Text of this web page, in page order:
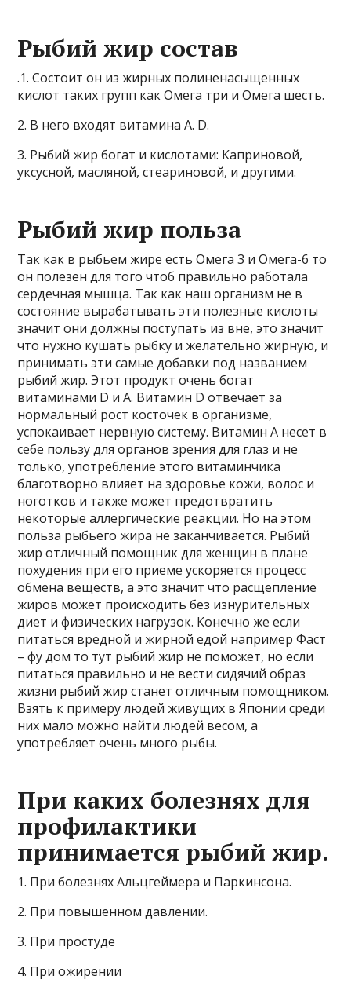
Рыбий жир состав
.1. Состоит он из жирных полиненасыщенных
кислот таких групп как Омега три и Омега шесть.
2. В него входят витамина A. D.
3. Рыбий жир богат и кислотами: Каприновой,
уксусной, масляной, стеариновой, и другими.
Рыбий жир польза
Так как в рыбьем жире есть Омега 3 и Омега-6 то
он полезен для того чтоб правильно работала
сердечная мышца. Так как наш организм не в
состояние вырабатывать эти полезные кислоты
значит они должны поступать из вне, это значит
что нужно кушать рыбку и желательно жирную, и
принимать эти самые добавки под названием
рыбий жир. Этот продукт очень богат
витаминами D и А. Витамин D отвечает за
нормальный рост косточек в организме,
успокаивает нервную систему. Витамин А несет в
себе пользу для органов зрения для глаз и не
только, употребление этого витаминчика
благотворно влияет на здоровье кожи, волос и
ноготков и также может предотвратить
некоторые аллергические реакции. Но на этом
польза рыбьего жира не заканчивается. Рыбий
жир отличный помощник для женщин в плане
похудения при его приеме ускоряется процесс
обмена веществ, а это значит что расщепление
жиров может происходить без изнурительных
диет и физических нагрузок. Конечно же если
питаться вредной и жирной едой например Фаст
– фу дом то тут рыбий жир не поможет, но если
питаться правильно и не вести сидячий образ
жизни рыбий жир станет отличным помощником.
Взять к примеру людей живущих в Японии среди
них мало можно найти людей весом, а
употребляет очень много рыбы.
При каких болезнях для
профилактики
принимается рыбий жир.
1. При болезнях Альцгеймера и Паркинсона.
2. При повышенном давлении.
3. При простуде
4. При ожирении